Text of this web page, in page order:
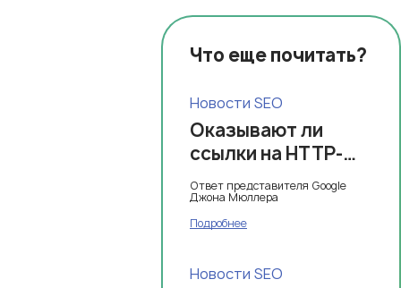
Что еще почитать?
Новости SEO
Оказывают ли
ссылки на HTTP-
сайты негативное
влияние на SEO?
Ответ представителя Google
Джона Мюллера
Подробнее
Новости SEO